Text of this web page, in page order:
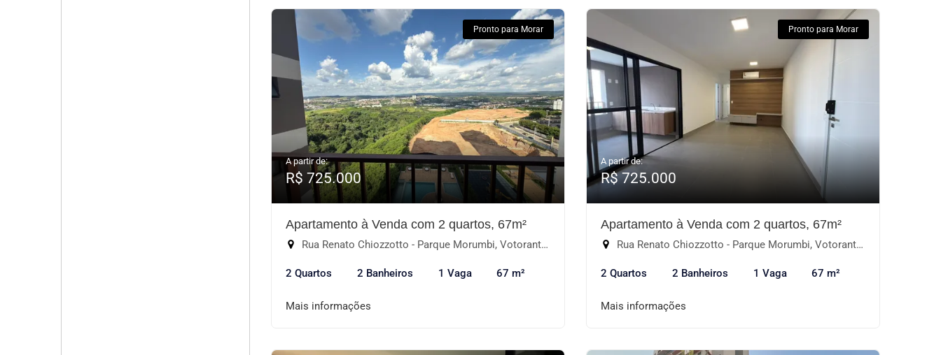
Pronto para Morar
A partir de:
R$ 725.000
Apartamento à Venda com 2 quartos, 67m²
Rua Renato Chiozzotto - Parque Morumbi, Votorantim-SP
2 Quartos 2 Banheiros 1 Vaga 67 m²
Mais informações
Pronto para Morar
A partir de:
R$ 725.000
Apartamento à Venda com 2 quartos, 67m²
Rua Renato Chiozzotto - Parque Morumbi, Votorantim-SP
2 Quartos 2 Banheiros 1 Vaga 67 m²
Mais informações